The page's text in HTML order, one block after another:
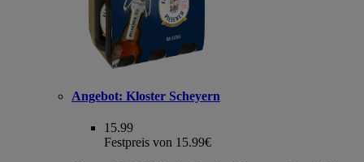
Angebot: Kloster Scheyern
15.99
Festpreis von 15.99€